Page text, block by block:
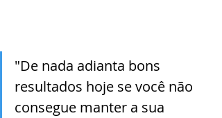
"De nada adianta bons
resultados hoje se você não
consegue manter a sua